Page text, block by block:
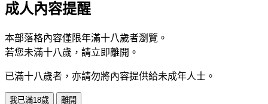
成人內容提醒
本部落格內容僅限年滿十八歲者瀏覽。
若您未滿十八歲，請立即離開。
已滿十八歲者，亦請勿將內容提供給未成年人士。
我已滿18歲 離開